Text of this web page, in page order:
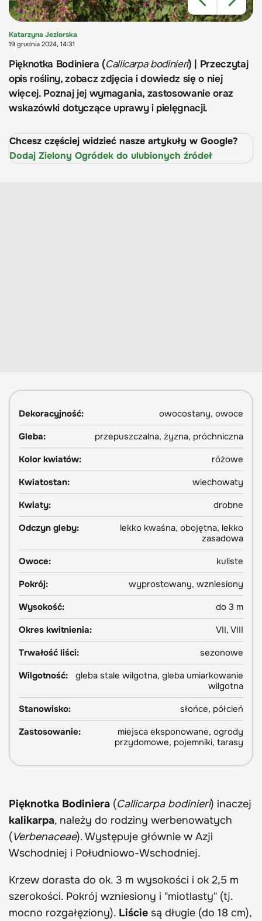
Katarzyna Jeziorska
19 grudnia 2024, 14:31
Pięknotka Bodiniera (Callicarpa bodinieri) | Przeczytaj
opis rośliny, zobacz zdjęcia i dowiedz się o niej
więcej. Poznaj jej wymagania, zastosowanie oraz
wskazówki dotyczące uprawy i pielęgnacji.
Chcesz częściej widzieć nasze artykuły w Google?
Dodaj Zielony Ogródek do ulubionych źródeł
Dekoracyjność:
owocostany, owoce
Gleba:
przepuszczalna, żyzna, próchniczna
Kolor kwiatów:
różowe
Kwiatostan:
wiechowaty
Kwiaty:
drobne
Odczyn gleby:
lekko kwaśna, obojętna, lekko
zasadowa
Owoce:
kuliste
Pokrój:
wyprostowany, wzniesiony
Wysokość:
do 3 m
Okres kwitnienia:
VII, VIII
Trwałość liści:
sezonowe
Wilgotność:
gleba stale wilgotna, gleba umiarkowanie
wilgotna
Stanowisko:
słońce, półcień
Zastosowanie:
miejsca eksponowane, ogrody
przydomowe, pojemniki, tarasy
Pięknotka Bodiniera (Callicarpa bodinieri) inaczej
kalikarpa, należy do rodziny werbenowatych
(Verbenaceae). Występuje głównie w Azji
Wschodniej i Południowo-Wschodniej.
Krzew dorasta do ok. 3 m wysokości i ok 2,5 m
szerokości. Pokrój wzniesiony i "miotlasty" (tj.
mocno rozgałęziony). Liście są długie (do 18 cm),